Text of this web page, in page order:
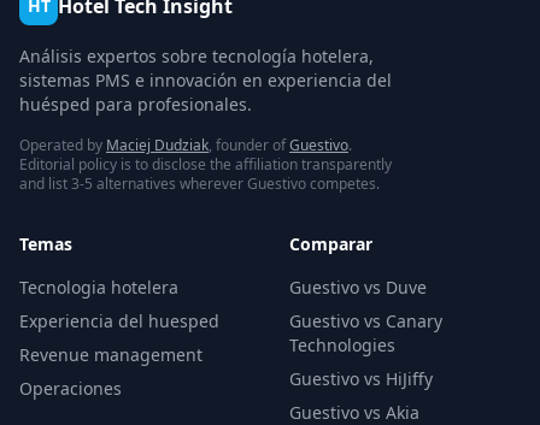
HT Hotel Tech Insight
Análisis expertos sobre tecnología hotelera,
sistemas PMS e innovación en experiencia del
huésped para profesionales.
Operated by Maciej Dudziak, founder ofGuestivo.
Editorial policy is to disclose the affiliation transparently
and list 3-5 alternatives wherever Guestivo competes.
Temas
Tecnologia hotelera
Experiencia del huesped
Revenue management
Operaciones
Comparar
Guestivo vs Duve
Guestivo vs Canary
Technologies
Guestivo vs HiJiffy
Guestivo vs Akia